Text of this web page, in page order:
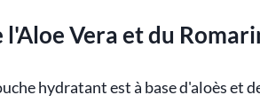
l'Aloe Vera et du
hydratant est à base d'aloès et